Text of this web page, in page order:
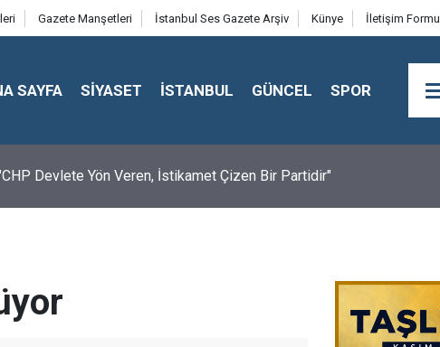
Gazete Manşetleri İstanbul Ses Gazete Arşiv Künye İletişim Formu
SAYFA SİYASET İSTANBUL GÜNCEL SPOR
Devlete Yön Veren, İstikamet Çizen Bir Partidir"